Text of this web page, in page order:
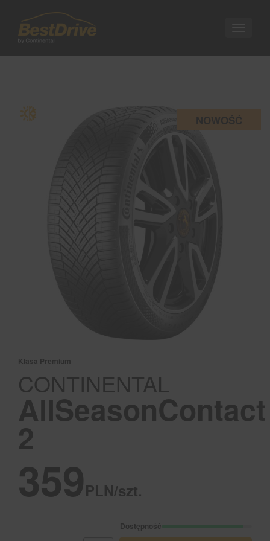
NOWOŚĆ
Klasa Premium
CONTINENTAL
AllSeasonContact
2
359PLN/szt.
Dostępność